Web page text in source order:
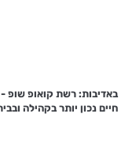
באדיבות: רשת קואופ
חיים נכון יותר בקהילה